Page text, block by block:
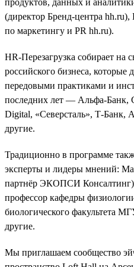
(директор Бренд-центра hh.ru),
по маркетингу и PR hh.ru).
HR-Перезагрузка собирает на
российского бизнеса, которые
передовыми практиками и
последних лет — Альфа-
Digital, «Северсталь», Т-
другие.
Традиционно в программе
эксперты и лидеры мнений:
партнёр ЭКОПСИ
профессор кафедры
биологического факультета
другие.
Мы приглашаем сообщество